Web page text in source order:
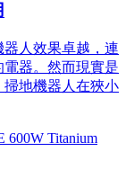
人效果卓越，連
器。然而現實是
掃地機器人在狹小